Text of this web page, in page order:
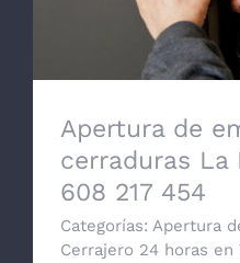
Apertura de
cerraduras La
608 217 454
Categorías: Apertura
Cerrajero 24 horas en